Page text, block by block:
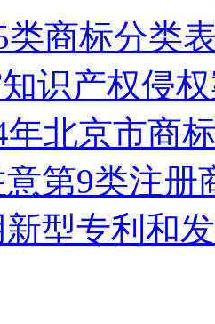
类商标分类
知识产权侵
年北京市商
第9类注册
型专利和